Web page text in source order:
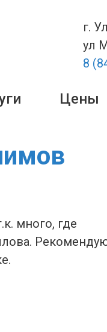
г.
ул
8
Цены
много, где